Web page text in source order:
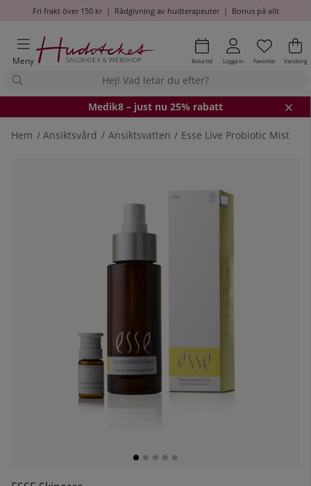
Fri frakt över 150 kr| Rådgivning av hudterapeuter| Bonus på allt
Meny Boka tid Logga in Antal i
.
Favoriter .
Varukorg
Medik8 – just nu 25% rabatt
Hem Ansiktsvård Ansiktsvatten Esse Live Probiotic Mist